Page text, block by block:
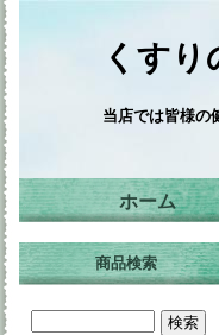
くす
当店では皆様の
ホーム
商品検索